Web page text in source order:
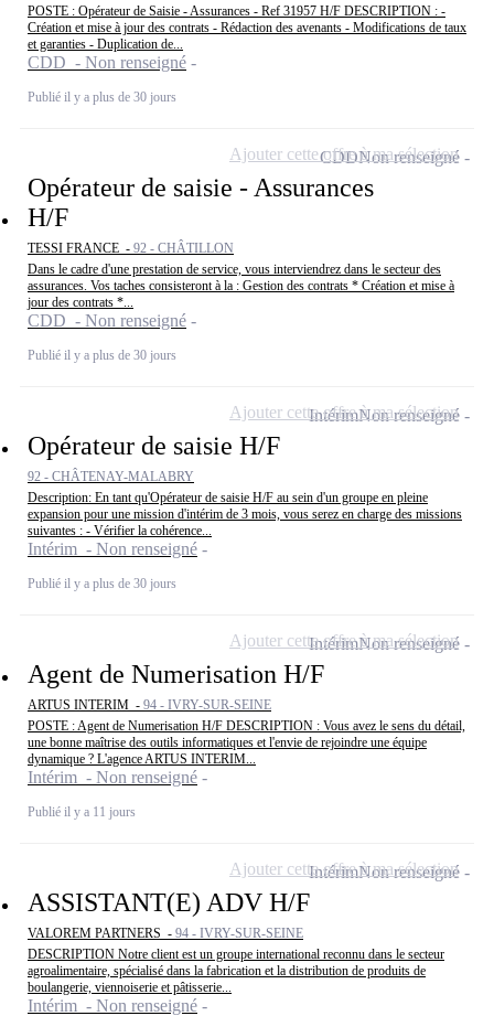
POSTE : Opérateur de Saisie - Assurances - Ref 31957 H/F DESCRIPTION : -
Création et mise à jour des contrats - Rédaction des avenants - Modifications de taux
et garanties - Duplication de...
CDD - Non renseigné
Publié il y a plus de 30 jours
Opérateur de saisie - Assurances
H/F
TESSI FRANCE - 92 - CHÂTILLON
Dans le cadre d'une prestation de service, vous interviendrez dans le secteur des
assurances. Vos taches consisteront à la : Gestion des contrats * Création et mise à
jour des contrats *...
CDD - Non renseigné
Publié il y a plus de 30 jours
CDDNon renseigné
Ajouter cette offre à ma sélection
Opérateur de saisie H/F
92 - CHÂTENAY-MALABRY
Description: En tant qu'Opérateur de saisie H/F au sein d'un groupe en pleine
expansion pour une mission d'intérim de 3 mois, vous serez en charge des missions
suivantes : - Vérifier la cohérence...
Intérim - Non renseigné
Publié il y a plus de 30 jours
IntérimNon renseigné
Ajouter cette offre à ma sélection
Agent de Numerisation H/F
ARTUS INTERIM - 94 - IVRY-SUR-SEINE
POSTE : Agent de Numerisation H/F DESCRIPTION : Vous avez le sens du détail,
une bonne maîtrise des outils informatiques et l'envie de rejoindre une équipe
dynamique ? L'agence ARTUS INTERIM...
Intérim - Non renseigné
Publié il y a 11 jours
IntérimNon renseigné
Ajouter cette offre à ma sélection
ASSISTANT(E) ADV H/F
VALOREM PARTNERS - 94 - IVRY-SUR-SEINE
DESCRIPTION Notre client est un groupe international reconnu dans le secteur
agroalimentaire, spécialisé dans la fabrication et la distribution de produits de
boulangerie, viennoiserie et pâtisserie...
Intérim - Non renseigné
IntérimNon renseigné
Ajouter cette offre à ma sélection